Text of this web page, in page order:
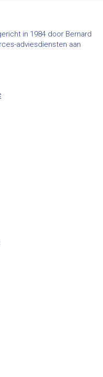
in 1984 door Bernard
adviesdiensten aan